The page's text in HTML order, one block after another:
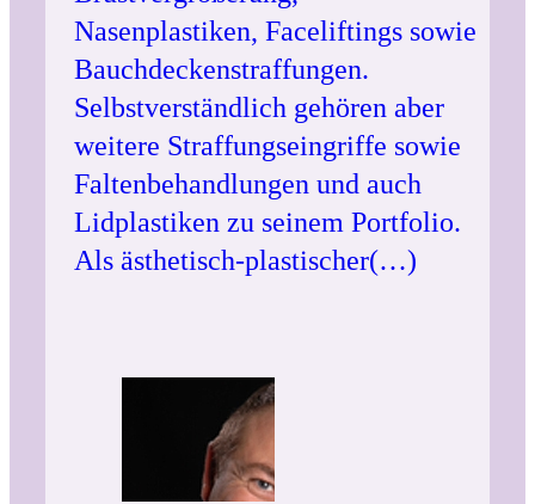
Nasenplastiken, Faceliftings sowie
Bauchdeckenstraffungen.
Selbstverständlich gehören aber
weitere Straffungseingriffe sowie
Faltenbehandlungen und auch
Lidplastiken zu seinem Portfolio.
Als ästhetisch-plastischer(…)